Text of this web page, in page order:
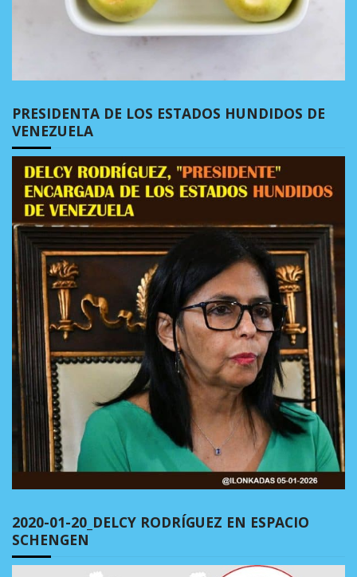
PRESIDENTA DE LOS ESTADOS HUNDIDOS DE
VENEZUELA
2020-01-20_DELCY RODRÍGUEZ EN ESPACIO
SCHENGEN